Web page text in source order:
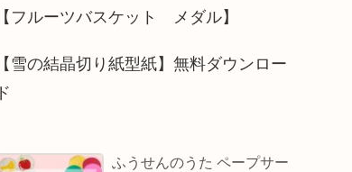
【フルーツバスケット メダル】
【雪の結晶切り紙型紙】無料ダウンロー
ド
ふうせんのうた ペープサー